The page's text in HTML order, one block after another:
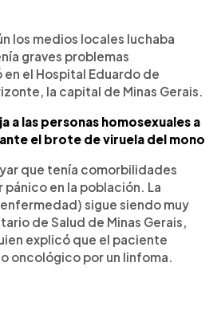
los medios locales luchaba
graves problemas
el Hospital Eduardo de
la capital de Minas Gerais.
a las personas homosexuales a
el brote de viruela del mono
que tenía comorbilidades
pánico en la población. La
sigue siendo muy
de Salud de Minas Gerais,
explicó que el paciente
oncológico por un linfoma.